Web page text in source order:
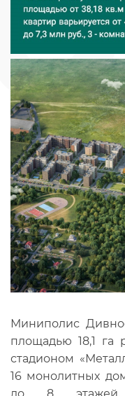
Миниполис
площадью 18,1
стадионом
16 монолитных